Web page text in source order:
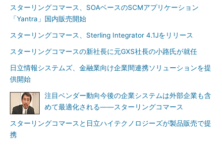
スターリングコマース、SOAベースのSCMアプリケーション
「Yantra」国内販売開始
スターリングコマース、Sterling Integrator 4.1Jをリリース
スターリングコマースの新社長に元GXS社長の小路氏が就任
日立情報システムズ、金融業向け企業間連携ソリューションを提
供開始
注目ベンダー動向今後の企業システムは外部企業も含
めて最適化される――スターリングコマース
スターリングコマースと日立ハイテクノロジーズが製品販売で提
携